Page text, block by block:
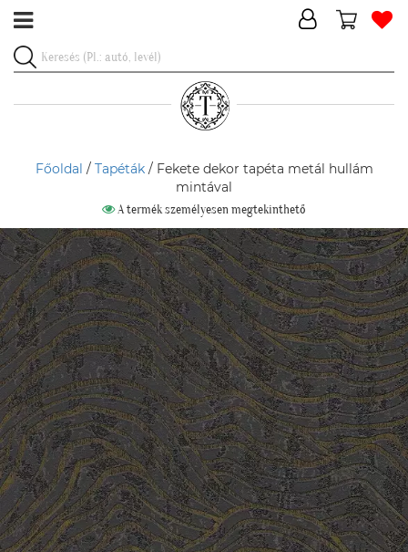
Főoldal / Tapéták/ Fekete dekor tapéta metál hullám
mintával
A termék személyesen megtekinthető